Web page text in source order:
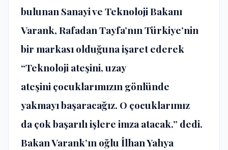
bulunan Sanayi ve Teknoloji Bakanı
Varank, Rafadan Tayfa’nın Türkiye’nin
bir markası olduğuna işaret ederek
“Teknoloji ateşini, uzay
ateşini çocuklarımızın gönlünde
yakmayı başaracağız. O çocuklarımız
da çok başarılı işlere imza atacak.” dedi.
Bakan Varank’ın oğlu İlhan Yahya